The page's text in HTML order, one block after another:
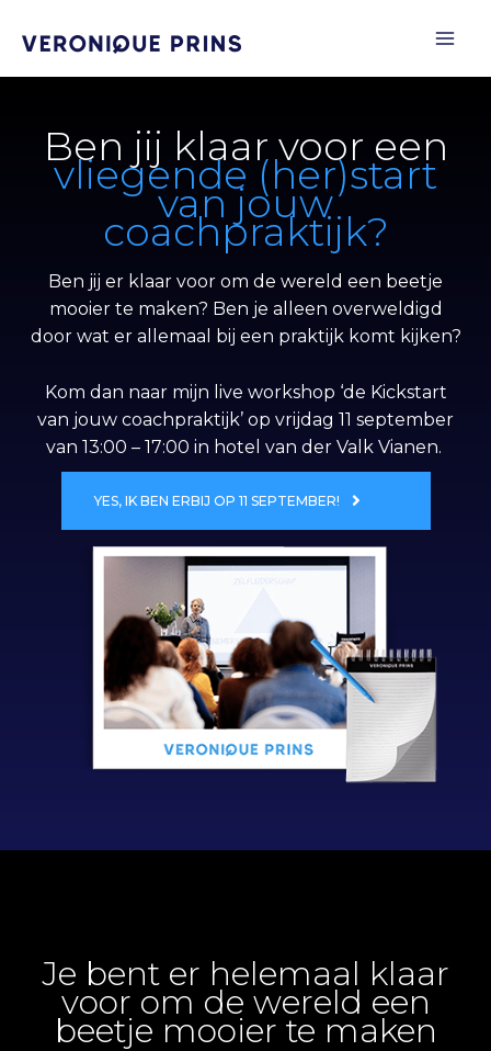
naar
Ben jij klaar voor een
vliegende (her)start
van jouw
coachpraktijk?
Ben jij er klaar voor om de wereld een beetje
mooier te maken? Ben je alleen overweldigd
door wat er allemaal bij een praktijk komt kijken?
Kom dan naar mijn live workshop ‘de Kickstart
van jouw coachpraktijk’ op vrijdag 11 september
van 13:00 – 17:00 in hotel van der Valk Vianen.
YES, IK BEN ERBIJ OP 11 SEPTEMBER!
Je bent er helemaal klaar
voor om de wereld een
beetje mooier te maken